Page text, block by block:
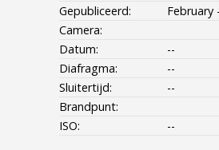
Gepubliceerd:
February
Camera:
Datum:
--
Diafragma:
--
Sluitertijd:
--
Brandpunt:
ISO:
--